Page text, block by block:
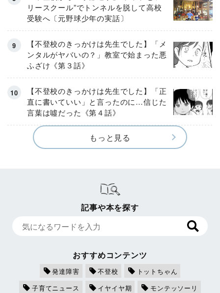
リースクール”でトンネルを脱して高校
受験へ〔元野球少年の実話〕
【不登校のきっかけは先生でした】「メ
ンタルがヤバいの？」教室で始まった悪
ふざけ《第３話》
【不登校のきっかけは先生でした】「正
直に書いていい」と言ったのに…信じた
言葉は噓だった《第４話》
もっと見る
記事や本を探す
おすすめコンテンツ
発達障害 不登校
トットちゃん
子育てニュース
イヤイヤ期
モンテッソーリ